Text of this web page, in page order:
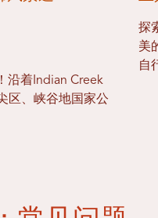
沿着Indian Creek
区、峡谷地国家公
探
美
自